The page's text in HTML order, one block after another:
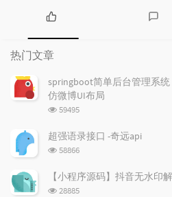
热
门
文
论
热门文章
springboot简单后台管理系
仿微博UI布局
浏
次
数:
59495
超强语录接口 -奇远api
浏
次
数:
58866
【小程序源码】抖音无水印
浏
28885